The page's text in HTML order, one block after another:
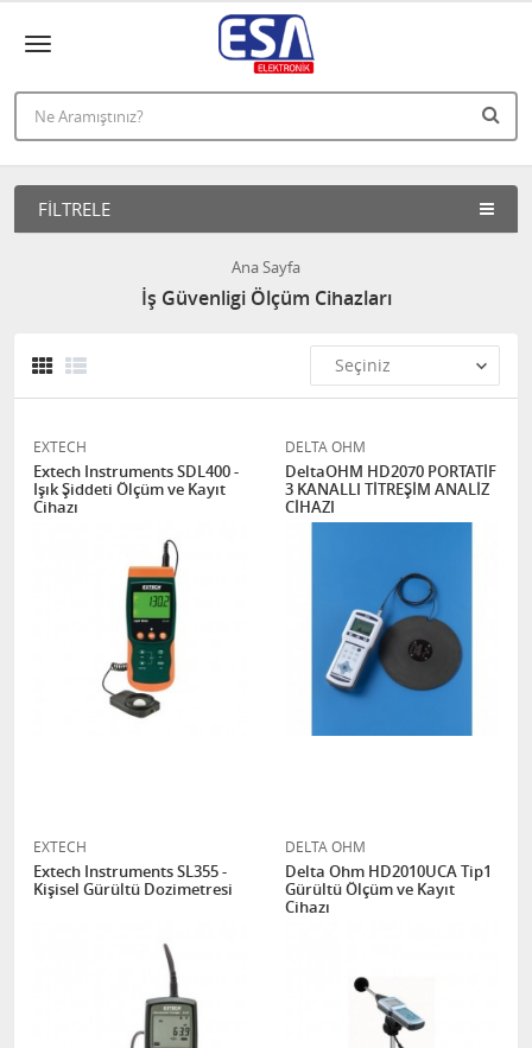
FILTRELE
Ana Sayfa
İş Güvenligi Ölçüm Cihazları
EXTECH
Extech Instruments SDL400 -
Işık Şiddeti Ölçüm ve Kayıt
Cihazı
DELTA OHM
DeltaOHM HD2070 PORTATİF
3 KANALLI TİTREŞİM ANALİZ
CİHAZI
EXTECH
Extech Instruments SL355 -
Kişisel Gürültü Dozimetresi
DELTA OHM
Delta Ohm HD2010UCA Tip1
Gürültü Ölçüm ve Kayıt
Cihazı